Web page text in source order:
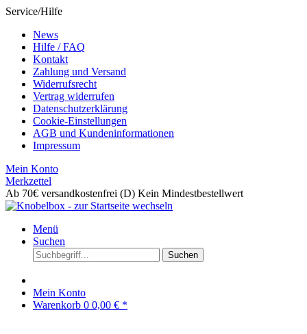
Service/Hilfe
News
Hilfe / FAQ
Kontakt
Zahlung und Versand
Widerrufsrecht
Vertrag widerrufen
Datenschutzerklärung
Cookie-Einstellungen
AGB und Kundeninformationen
Impressum
Mein Konto
Merkzettel
Ab 70€ versandkostenfrei (D) Kein Mindestbestellwert
Menü
Suchen
Suchen
Mein Konto
Warenkorb 0 0,00 € *